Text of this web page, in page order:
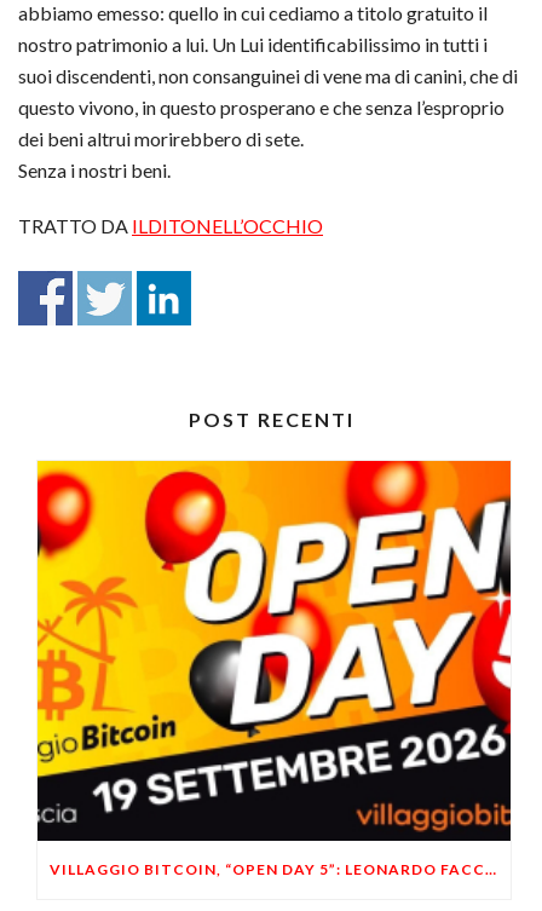
abbiamo emesso: quello in cui cediamo a titolo gratuito il
nostro patrimonio a lui. Un Lui identificabilissimo in tutti i
suoi discendenti, non consanguinei di vene ma di canini, che di
questo vivono, in questo prosperano e che senza l’esproprio
dei beni altrui morirebbero di sete.
Senza i nostri beni.
TRATTO DA ILDITONELL’OCCHIO
POST RECENTI
VILLAGGIO BITCOIN, “OPEN DAY 5”: LEONARDO FACCO OSPITE A BRESCIA